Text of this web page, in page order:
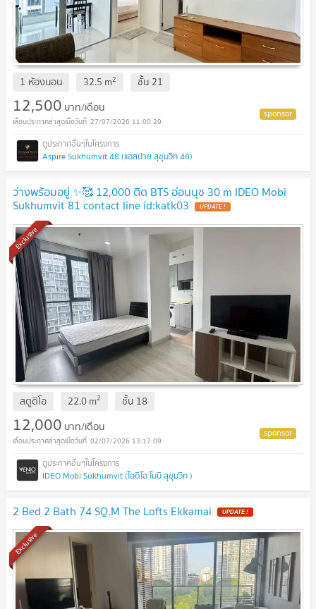
1 ห้องนอน 32.5 m2 ชั้น 21
12,500 บาท/เดือน
27/07/2026 11:00:29
Aspire Sukhumvit 48 (แอสปาย สุขุมวิท 48)
ว่างพร้อมอยู่ ✨🥰 12,000 ติด BTS อ่อนนุช 30 m IDEO Mobi
Sukhumvit 81 contact line id:katk03 UPDATE !
Exclusive
สตูดิโอ 22.0m2 ชั้น 18
12,000 บาท/เดือน
02/07/2026 13:17:09
IDEO Mobi Sukhumvit (ไอดีโอ โมบิ สุขุมวิท )
2 Bed 2 Bath 74 SQ.M The Lofts Ekkamai UPDATE !
Exclusive